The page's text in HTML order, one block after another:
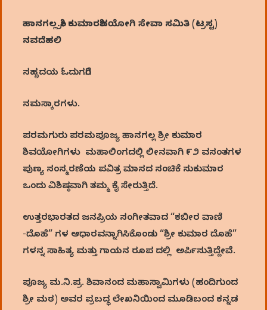
ಹಾನಗಲ್ಲ.ಶ್ರೀ ಕುಮಾರಶಿವಯೋಗಿ ಸೇವಾ ಸಮಿತಿ (ಟ್ರಸ್ಟ)
ನವದೆಹಲಿ
ಸಹೃದಯ ಓದುಗರಿಗೆ
ನಮಸ್ಕಾರಗಳು.
ಪರಮಗುರು ಪರಮಪೂಜ್ಯ ಹಾನಗಲ್ಲ ಶ್ರೀ ಕುಮಾರ
ಶಿವಯೋಗಿಗಳು ಮಹಾಲಿಂಗದಲ್ಲಿ ಲೀನವಾಗಿ ೯೨ ವಸಂತಗಳ
ಪುಣ್ಯ ಸಂಸ್ಮರಣೆಯ ಪವಿತ್ರ ಮಾಸದ ಸಂಚಿಕೆ ಸುಕುಮಾರ
ಒಂದು ವಿಶಿಷ್ಠವಾಗಿ ತಮ್ಮ ಕೈ ಸೇರುತ್ತಿದೆ.
ಉತ್ತರಭಾರತದ ಜನಪ್ರಿಯ ಸಂಗೀತವಾದ “ಕಬೀರ ವಾಣಿ
-ದೊಹೆ” ಗಳ ಆಧಾರವನ್ನಾಗಿಸಿಕೊಂಡು “ಶ್ರೀ ಕುಮಾರ ದೊಹೆ”
ಗಳನ್ನ ಸಾಹಿತ್ಯ ಮತ್ತು ಗಾಯನ ರೂಪ ದಲ್ಲಿ ಅರ್ಪಿಸುತ್ತಿದ್ದೇವೆ.
ಪೂಜ್ಯ ಮ.ನಿ.ಪ್ರ. ಶಿವಾನಂದ ಮಹಾಸ್ವಾಮಿಗಳು (ಹಂದಿಗುಂದ
ಶ್ರೀ ಮಠ) ಅವರ ಪ್ರಬದ್ಧ ಲೇಖನಿಯಿಂದ ಮೂಡಿಬಂದ ಕನ್ನಡ